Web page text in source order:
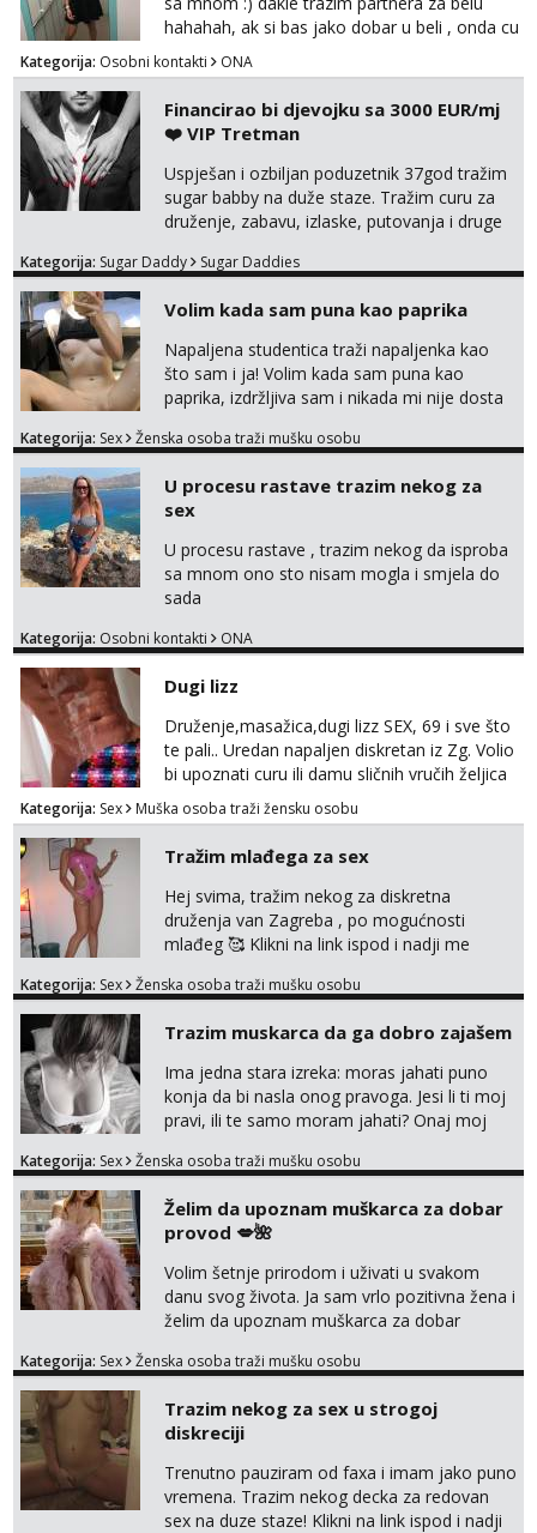
hahahah, ak si bas jako dobar u beli , onda cu
razmislit za dalje Klikni na link ispod i nadji me
tamo, cekam te!
Kategorija: Osobni kontakti ONA
Financirao bi djevojku sa 3000 EUR/mj
❤️ VIP Tretman
Uspješan i ozbiljan poduzetnik 37god tražim
sugar babby na duže staze. Tražim curu za
druženje, zabavu, izlaske, putovanja i druge
otvorena, komunikativna, zgodna i atraktivna
markodalic37@gmail.com
Kategorija: Sugar Daddy Sugar Daddies
Volim kada sam puna kao paprika
Napaljena studentica traži napaljenka kao
što sam i ja! Volim kada sam puna kao
paprika, izdržljiva sam i nikada mi nije dosta
bilo kad i bilo gdje zato se javi što prije da
tamo, cekam te!
Kategorija: Sex Ženska osoba traži mušku osobu
U procesu rastave trazim nekog za
sex
U procesu rastave , trazim nekog da isproba
sa mnom ono sto nisam mogla i smjela do
sada
Kategorija: Osobni kontakti ONA
Dugi lizz
Druženje,masažica,dugi lizz SEX, 69 i sve što
te pali.. Uredan napaljen diskretan iz Zg. Volio
bi upoznati curu ili damu sličnih vručih željica
za zajedničko ugodno i strastveno druženje.
Prostor imam, diskr max. A i mobilan 🚗 sam.
Kategorija: Sex Muška osoba traži žensku osobu
Tražim mlađega za sex
Hej svima, tražim nekog za diskretna
druženja van Zagreba , po mogućnosti
mlađeg 🥰 Klikni na link ispod i nadji me
Kategorija: Sex Ženska osoba traži mušku osobu
Trazim muskarca da ga dobro zajašem
Ima jedna stara izreka: moras jahati puno
konja da bi nasla onog pravoga. Jesi li ti moj
pravi, ili te samo moram jahati? Onaj moj
na sexdater link i javi mi se tamo....
Kategorija: Sex Ženska osoba traži mušku osobu
Želim da upoznam muškarca za dobar
provod 💋🌺
Volim šetnje prirodom i uživati u svakom
danu svog života. Ja sam vrlo pozitivna žena i
želim da upoznam muškarca za dobar
na link ispod i nadji me tamo, cekam te!
Kategorija: Sex Ženska osoba traži mušku osobu
Trazim nekog za sex u strogoj
diskreciji
Trenutno pauziram od faxa i imam jako puno
vremena. Trazim nekog decka za redovan
sex na duze staze! Klikni na link ispod i nadji